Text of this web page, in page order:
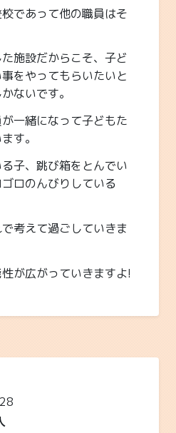
であって他の職員はそ
施設だからこそ、子ど
をやってもらいたいと
ないです。
一緒になって子どもた
す。
子、跳び箱をとんでい
ロのんびりしている
考えて過ごしていきま
が広がっていきますよ!